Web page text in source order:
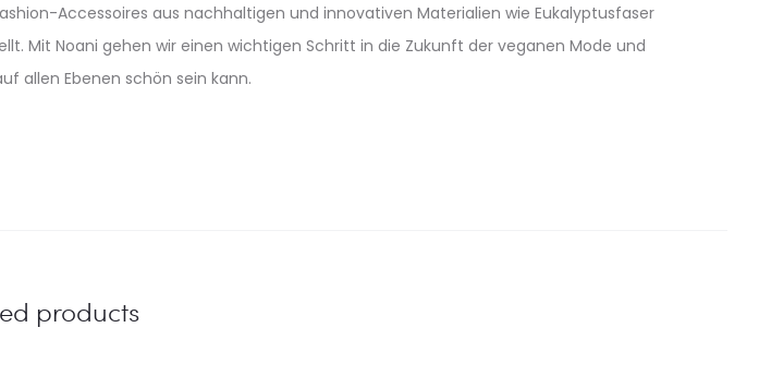
Accessoires aus nachhaltigen und innovativen Materialien wie Eukalyptusfaser
Mit Noani gehen wir einen wichtigen Schritt in die Zukunft der veganen Mode und
allen Ebenen schön sein kann.
products